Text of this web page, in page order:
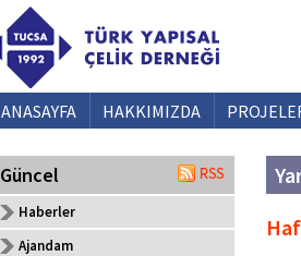
ANASAYFA HAKKIMIZDA
Güncel
Haberler
Ajandam